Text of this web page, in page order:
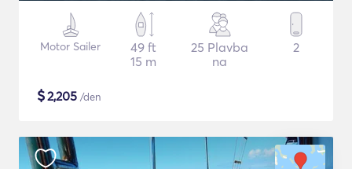
Motor Sailer
49 ft
15 m
25 Plavba
na
2
$2,205 /den